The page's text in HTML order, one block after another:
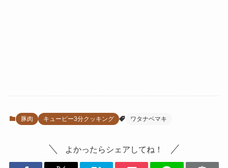
豚肉 キューピー3分クッキング ワタナベマキ
よかったらシェアしてね！